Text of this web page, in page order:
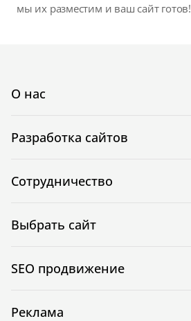
мы их разместим и ваш сайт готов!
О нас
Разработка сайтов
Сотрудничество
Выбрать сайт
SEO продвижение
Реклама